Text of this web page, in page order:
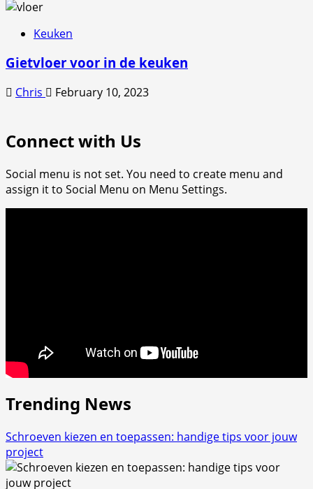
Keuken
Gietvloer voor in de keuken
Chris February 10, 2023
Connect with Us
Social menu is not set. You need to create menu and
assign it to Social Menu on Menu Settings.
Trending News
Schroeven kiezen en toepassen: handige tips voor jouw
project